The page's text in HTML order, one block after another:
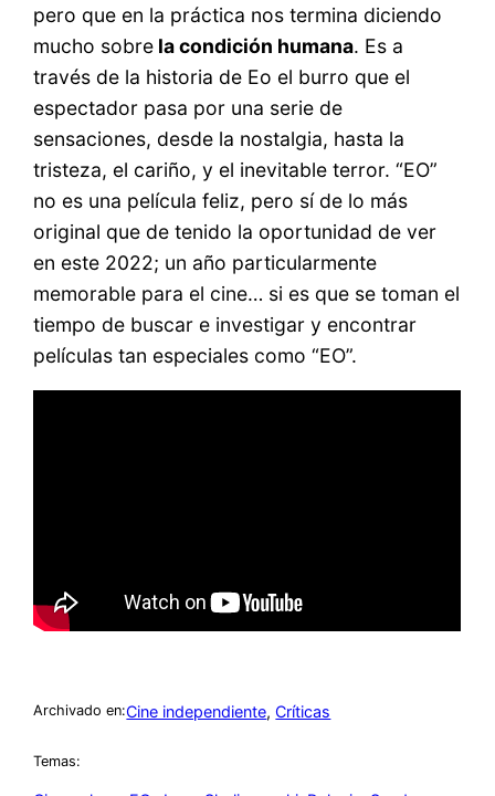
pero que en la práctica nos termina diciendo
mucho sobre la condición humana. Es a
través de la historia de Eo el burro que el
espectador pasa por una serie de
sensaciones, desde la nostalgia, hasta la
tristeza, el cariño, y el inevitable terror. “EO”
no es una película feliz, pero sí de lo más
original que de tenido la oportunidad de ver
en este 2022; un año particularmente
memorable para el cine… si es que se toman el
tiempo de buscar e investigar y encontrar
películas tan especiales como “EO”.
Archivado en:Cine independiente, Críticas
Temas: